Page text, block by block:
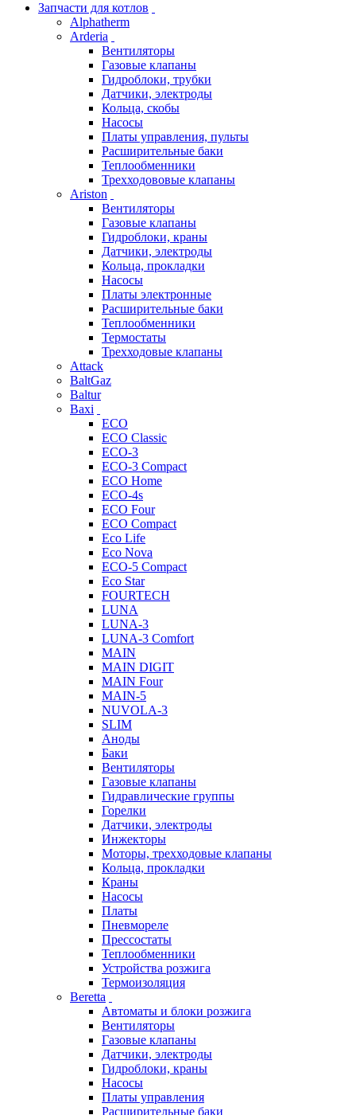
Запчасти для котлов
Alphatherm
Arderia
Вентиляторы
Газовые клапаны
Гидроблоки, трубки
Датчики, электроды
Кольца, скобы
Насосы
Платы управления, пульты
Расширительные баки
Теплообменники
Трехходововые клапаны
Ariston
Вентиляторы
Газовые клапаны
Гидроблоки, краны
Датчики, электроды
Кольца, прокладки
Насосы
Платы электронные
Расширительные баки
Теплообменники
Термостаты
Трехходовые клапаны
Attack
BaltGaz
Baltur
Baxi
ECO
ECO Classic
ECO-3
ECO-3 Compact
ECO Home
ECO-4s
ECO Four
ECO Compact
Eco Life
Eco Nova
ECO-5 Compact
Eco Star
FOURTECH
LUNA
LUNA-3
LUNA-3 Comfort
MAIN
MAIN DIGIT
MAIN Four
MAIN-5
NUVOLA-3
SLIM
Аноды
Баки
Вентиляторы
Газовые клапаны
Гидравлические группы
Горелки
Датчики, электроды
Инжекторы
Моторы, трехходовые клапаны
Кольца, прокладки
Краны
Насосы
Платы
Пневмореле
Прессостаты
Теплообменники
Устройства розжига
Термоизоляция
Beretta
Автоматы и блоки розжига
Вентиляторы
Газовые клапаны
Датчики, электроды
Гидроблоки, краны
Насосы
Платы управления
Расширительные баки